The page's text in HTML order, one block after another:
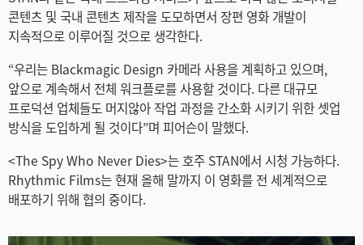
콘텐츠 및 국내 콘텐츠 제작을 도모하면서 장편 영화 개발이
지속적으로 이루어질 것으로 생각한다.
“우리는 Blackmagic Design 카메라 사용을 계획하고 있으며,
앞으로 계속해서 전체 워크플로를 사용할 것이다. 다른 대규모
프로덕션 업체들도 머지않아 작업 과정을 간소화 시키기 위한 셋업
방식을 도입하게 될 것이다”며 피어슨이 말했다.
<The Spy Who Never Dies>는 호주 STAN에서 시청 가능하다.
Rhythmic Films는 현재 올해 말까지 이 영화를 전 세계적으로
배포하기 위해 협의 중이다.